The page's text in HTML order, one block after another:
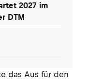
2027 im
DTM
das Aus für den